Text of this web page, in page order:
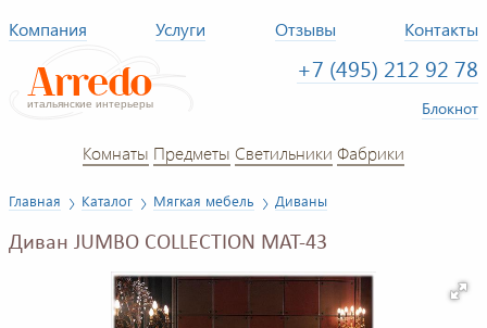
Компания Услуги Отзывы Контакты
+7 (495) 212 92 78
Блокнот
Комнаты Предметы Светильники Фабрики
Главная Каталог Мягкая мебель Диваны
Диван JUMBO COLLECTION MAT-43